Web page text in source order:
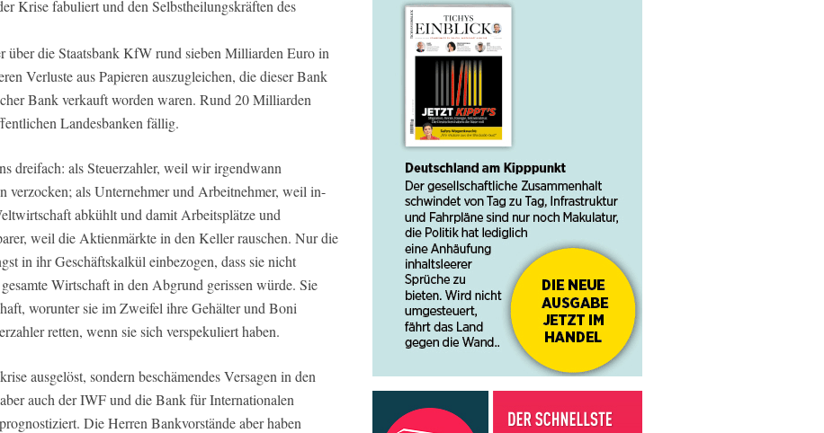
Krise fabuliert und den Selbstheilungskräften des
über die Staatsbank KfW rund sieben Milliarden Euro in
Verluste aus Papieren auszugleichen, die dieser Bank
Bank verkauft worden waren. Rund 20 Milliarden
Landesbanken fällig.
dreifach: als Steuerzahler, weil wir irgendwann
verzocken; als Unternehmer und Arbeitnehmer, weil in-
abkühlt und damit Arbeitsplätze und
weil die Aktienmärkte in den Keller rauschen. Nur die
in ihr Geschäftskalkül einbezogen, dass sie nicht
Wirtschaft in den Abgrund gerissen würde. Sie
worunter sie im Zweifel ihre Gehälter und Boni
retten, wenn sie sich verspekuliert haben.
ausgelöst, sondern beschämendes Versagen in den
auch der IWF und die Bank für Internationalen
Die Herren Bankvorstände aber haben